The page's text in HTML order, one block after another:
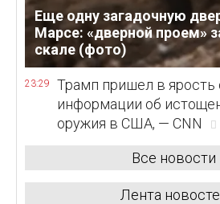
Еще одну загадочную
Марсе: «дверной проем»
скале (фото)
23:29
Трамп пришел в ярость
информации об
оружия в США, — CNN
Все новости
Лента